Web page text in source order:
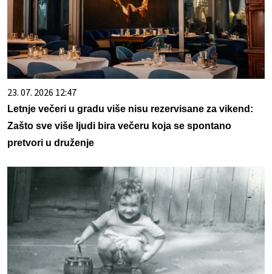
23. 07. 2026 12:47
Letnje večeri u gradu više nisu rezervisane za vikend:
Zašto sve više ljudi bira večeru koja se spontano
pretvori u druženje